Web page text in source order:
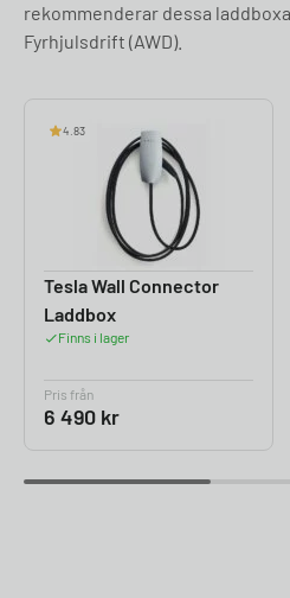
rekommenderar dessa
Fyrhjulsdrift (AWD).
4.83
Tesla Wall Connector
Laddbox
Finns i lager
Pris från
6 490 kr